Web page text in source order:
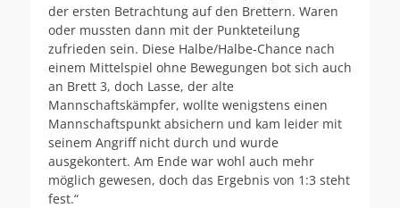
der ersten Betrachtung auf den Brettern. Waren
oder mussten dann mit der Punkteteilung
zufrieden sein. Diese Halbe/Halbe-Chance nach
einem Mittelspiel ohne Bewegungen bot sich auch
an Brett 3, doch Lasse, der alte
Mannschaftskämpfer, wollte wenigstens einen
Mannschaftspunkt absichern und kam leider mit
seinem Angriff nicht durch und wurde
ausgekontert. Am Ende war wohl auch mehr
möglich gewesen, doch das Ergebnis von 1:3 steht
fest.“